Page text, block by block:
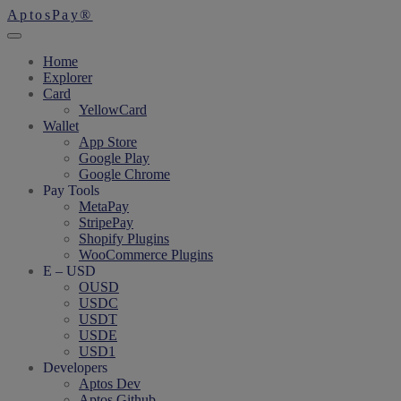
AptosPay®
Home
Explorer
Card
YellowCard
Wallet
App Store
Google Play
Google Chrome
Pay Tools
MetaPay
StripePay
Shopify Plugins
WooCommerce Plugins
E – USD
OUSD
USDC
USDT
USDE
USD1
Developers
Aptos Dev